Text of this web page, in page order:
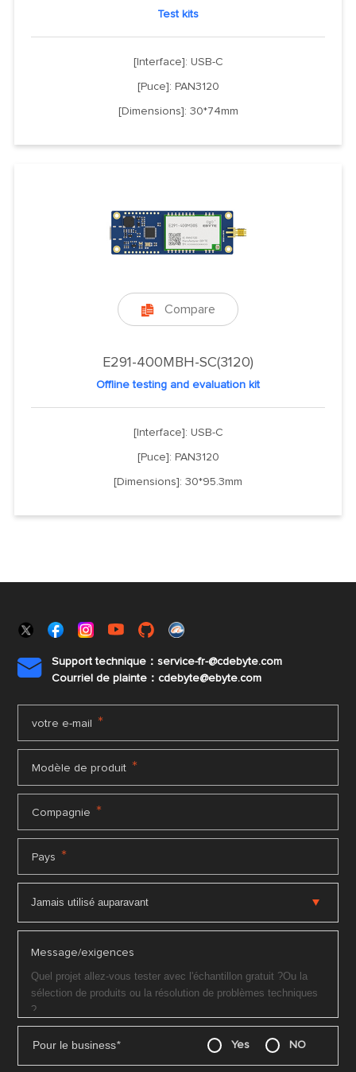
Test kits
[Interface]: USB-C
[Puce]: PAN3120
[Dimensions]: 30*74mm
 Compare
E291-400MBH-SC(3120)
Offline testing and evaluation kit
[Interface]: USB-C
[Puce]: PAN3120
[Dimensions]: 30*95.3mm

Support technique：service-fr-@cdebyte.com
Courriel de plainte：cdebyte@ebyte.com
votre e-mail *
Modèle de produit *
Compagnie *
Pays *
Message/exigences
Pour le business* Yes NO